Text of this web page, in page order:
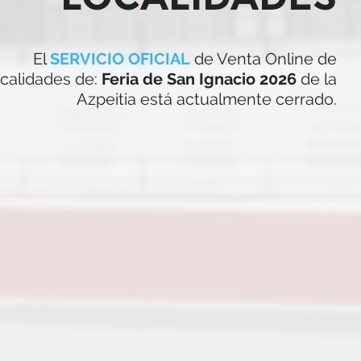
ElSERVICIO OFICIAL de Venta Online de
de: Feria de San Ignacio 2026 de la
Azpeitia está actualmente cerrado.